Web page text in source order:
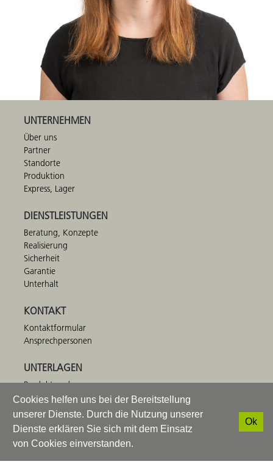
UNTERNEHMEN
Über uns
Partner
Standorte
Produktion
Express, Lager
DIENSTLEISTUNGEN
Beratung, Konzepte
Realisierung
Sicherheit
Garantie
Unterhalt
KONTAKT
Kontaktformular
Ansprechpersonen
UNTERLAGEN
Produkteordner
Preisliste
Login
HINNEN Spielplatzgeräte AG